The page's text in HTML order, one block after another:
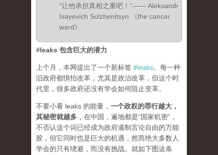
“让他承担真相之重吧！”—— Aleksandr
Isayevich Solzhenitsyn 《the cancer
ward》
#leaks 包含巨大的潜力
上个月，本网提出了一个新标签 #leaks。每一种
旧政府都惧怕改革，尤其是政治改革，但这个时
代里，很多政府还没有学会如何阻止变革。
不要小看 leaks 的能量， 一个政权的罪行越大，
其秘密就越多 ，在中国，遍地都是“国家机密”，
不否认这个词已经成为政府遏制言论自由的万能
胶，但它同时也是巨大的机遇，然而绝大多数人
学会的只有绕避，而没有挑战。就如下图这条